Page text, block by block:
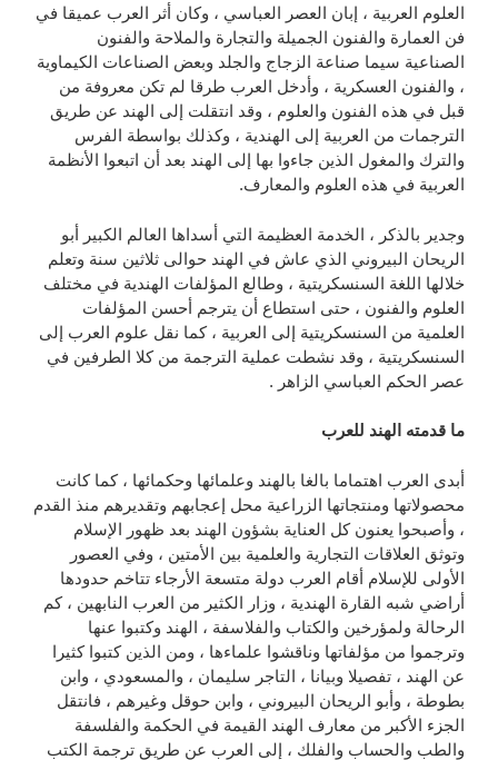
العلوم العربية ، إبان العصر العباسي ، وكان أثر العرب عميقا في
فن العمارة والفنون الجميلة والتجارة والملاحة والفنون
الصناعية سيما صناعة الزجاج والجلد وبعض الصناعات الكيماوية
، والفنون العسكرية ، وأدخل العرب طرقا لم تكن معروفة من
قبل في هذه الفنون والعلوم ، وقد انتقلت إلى الهند عن طريق
الترجمات من العربية إلى الهندية ، وكذلك بواسطة الفرس
والترك والمغول الذين جاءوا بها إلى الهند بعد أن اتبعوا الأنظمة
العربية في هذه العلوم والمعارف.
وجدير بالذكر ، الخدمة العظيمة التي أسداها العالم الكبير أبو
الريحان البيروني الذي عاش في الهند حوالى ثلاثين سنة وتعلم
خلالها اللغة السنسكريتية ، وطالع المؤلفات الهندية في مختلف
العلوم والفنون ، حتى استطاع أن يترجم أحسن المؤلفات
العلمية من السنسكريتية إلى العربية ، كما نقل علوم العرب إلى
السنسكريتية ، وقد نشطت عملية الترجمة من كلا الطرفين في
عصر الحكم العباسي الزاهر .
ما قدمته الهند للعرب
أبدى العرب اهتماما بالغا بالهند وعلمائها وحكمائها ، كما كانت
محصولاتها ومنتجاتها الزراعية محل إعجابهم وتقديرهم منذ القدم
، وأصبحوا يعنون كل العناية بشؤون الهند بعد ظهور الإسلام
وتوثق العلاقات التجارية والعلمية بين الأمتين ، وفي العصور
الأولى للإسلام أقام العرب دولة متسعة الأرجاء تتاخم حدودها
أراضي شبه القارة الهندية ، وزار الكثير من العرب النابهين ، كم
الرحالة ولمؤرخين والكتاب والفلاسفة ، الهند وكتبوا عنها
وترجموا من مؤلفاتها وناقشوا علماءها ، ومن الذين كتبوا كثيرا
عن الهند ، تفصيلا وبيانا ، التاجر سليمان ، والمسعودي ، وابن
بطوطة ، وأبو الريحان البيروني ، وابن حوقل وغيرهم ، فانتقل
الجزء الأكبر من معارف الهند القيمة في الحكمة والفلسفة
والطب والحساب والفلك ، إلى العرب عن طريق ترجمة الكتب